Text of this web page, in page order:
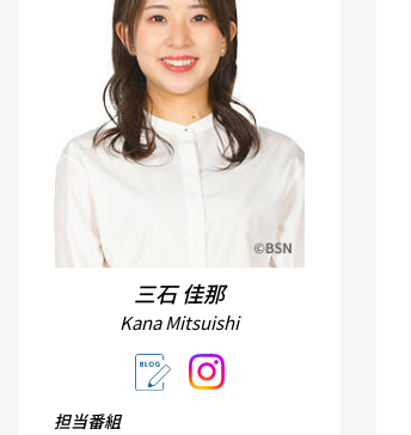
三石 佳那
Kana Mitsuishi
担当番組